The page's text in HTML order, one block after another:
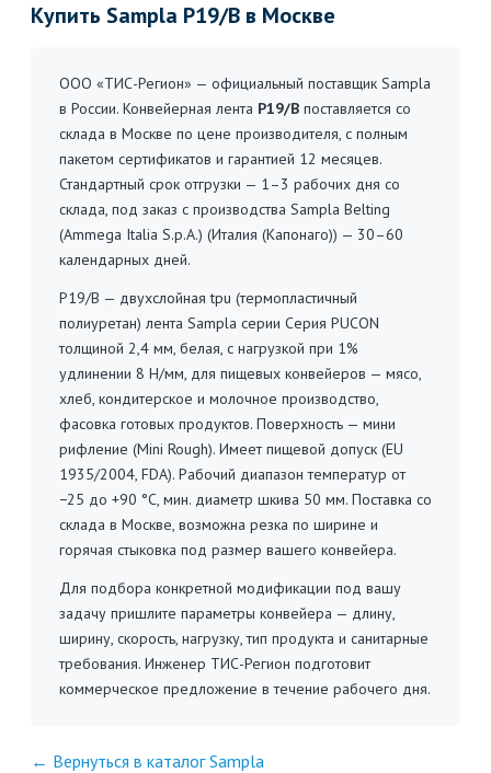
Купить Sampla P19/B в Москве
ООО «ТИС-Регион» — официальный поставщик Sampla
в России. Конвейерная лента P19/B поставляется со
склада в Москве по цене производителя, с полным
пакетом сертификатов и гарантией 12 месяцев.
Стандартный срок отгрузки — 1–3 рабочих дня со
склада, под заказ с производства Sampla Belting
(Ammega Italia S.p.A.) (Италия (Капонаго)) — 30–60
календарных дней.
P19/B — двухслойная tpu (термопластичный
полиуретан) лента Sampla серии Серия PUCON
толщиной 2,4 мм, белая, с нагрузкой при 1%
удлинении 8 Н/мм, для пищевых конвейеров — мясо,
хлеб, кондитерское и молочное производство,
фасовка готовых продуктов. Поверхность — мини
рифление (Mini Rough). Имеет пищевой допуск (EU
1935/2004, FDA). Рабочий диапазон температур от
−25 до +90 °C, мин. диаметр шкива 50 мм. Поставка со
склада в Москве, возможна резка по ширине и
горячая стыковка под размер вашего конвейера.
Для подбора конкретной модификации под вашу
задачу пришлите параметры конвейера — длину,
ширину, скорость, нагрузку, тип продукта и санитарные
требования. Инженер ТИС-Регион подготовит
коммерческое предложение в течение рабочего дня.
← Вернуться в каталог Sampla